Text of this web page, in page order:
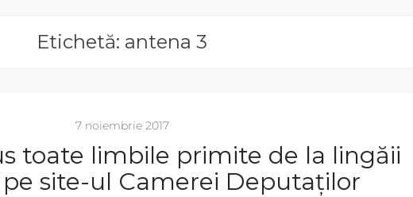
Etichetă: antena 3
7 noiembrie 2017
toate limbile primite de la lingăii
site-ul Camerei Deputaților